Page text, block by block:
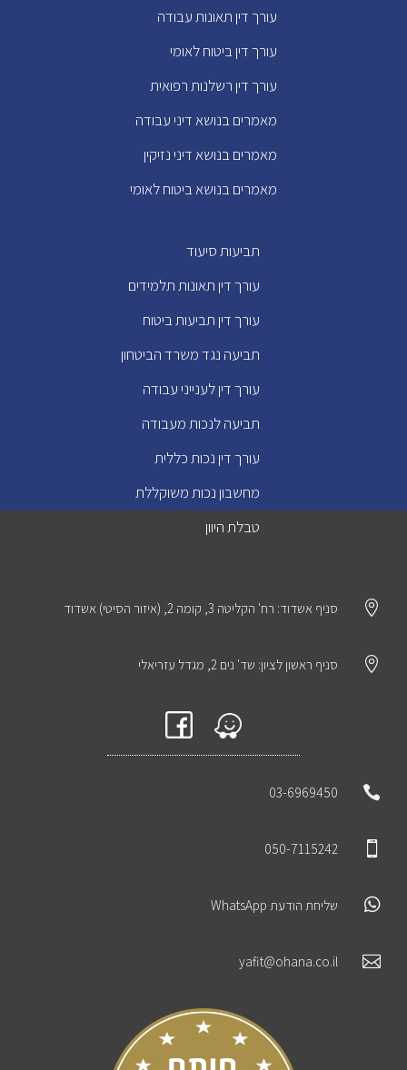
עורך דין תאונות עבודה
עורך דין ביטוח לאומי
עורך דין רשלנות רפואית
מאמרים בנושא דיני עבודה
מאמרים בנושא דיני נזיקין
מאמרים בנושא ביטוח לאומי
תביעות סיעוד
עורך דין תאונות תלמידים
עורך דין תביעות ביטוח
תביעה נגד משרד הביטחון
עורך דין לענייני עבודה
תביעה לנכות מעבודה
עורך דין נכות כללית
מחשבון נכות משוקללת
טבלת היוון
 סניף אשדוד: רח' הקליטה 3, קומה 2, (איזור הסיטי) אשדוד
 סניף ראשון לציון: שד' נים 2, מגדל עזריאלי

03-6969450

050-7115242
 שליחת הודעת WhatsApp

yafit@ohana.co.il